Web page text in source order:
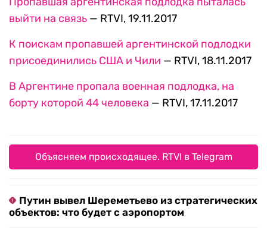
выйти на связь — RTVI, 19.11.2017
К поискам пропавшей аргентинской подлодки
присоединились США и Чили — RTVI, 18.11.2017
В Аргентине пропала военная подлодка, на
борту которой 44 человека — RTVI, 17.11.2017
Объясняем происходящее. RTVI в Telegram
Путин вывел Шереметьево из стратегических
объектов: что будет с аэропортом